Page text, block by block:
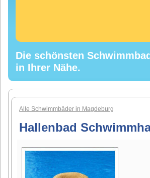
Die schönsten
in Ihrer Nähe.
Alle Schwimmbäder in Magdeburg
Hallenbad